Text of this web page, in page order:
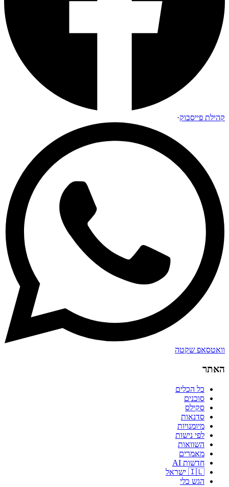
קהילת פייסבוק·
וואטסאפ שקטה
האתר
כל הכלים
סוכנים
סקילס
סדנאות
מיומנויות
לפי נישות
השוואות
מאמרים
חדשות AI
🇮🇱 ישראל
הגש כלי